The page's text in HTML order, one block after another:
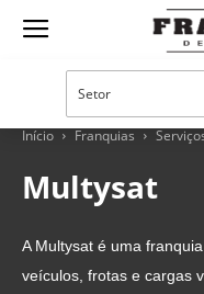
Guia
Franquias
Início Franquias
Multysat
A Multysat é uma
veículos, frotas e cargas